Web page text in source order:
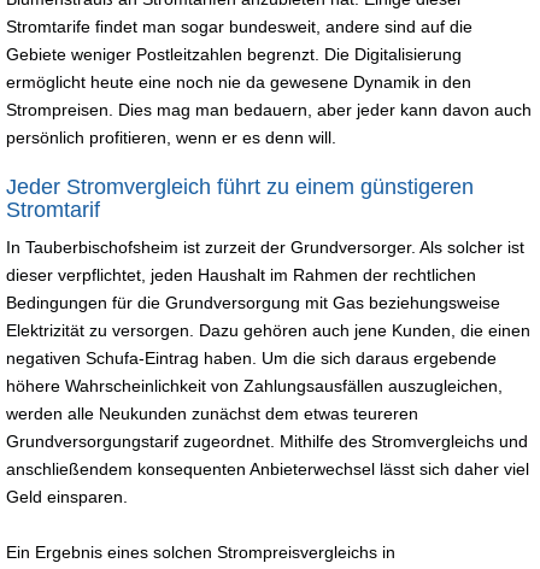
Stromtarife findet man sogar bundesweit, andere sind auf die
Gebiete weniger Postleitzahlen begrenzt. Die Digitalisierung
ermöglicht heute eine noch nie da gewesene Dynamik in den
Strompreisen. Dies mag man bedauern, aber jeder kann davon auch
persönlich profitieren, wenn er es denn will.
Jeder Stromvergleich führt zu einem günstigeren
Stromtarif
In Tauberbischofsheim ist zurzeit der Grundversorger. Als solcher ist
dieser verpflichtet, jeden Haushalt im Rahmen der rechtlichen
Bedingungen für die Grundversorgung mit Gas beziehungsweise
Elektrizität zu versorgen. Dazu gehören auch jene Kunden, die einen
negativen Schufa-Eintrag haben. Um die sich daraus ergebende
höhere Wahrscheinlichkeit von Zahlungsausfällen auszugleichen,
werden alle Neukunden zunächst dem etwas teureren
Grundversorgungstarif zugeordnet. Mithilfe des Stromvergleichs und
anschließendem konsequenten Anbieterwechsel lässt sich daher viel
Geld einsparen.
Ein Ergebnis eines solchen Strompreisvergleichs in